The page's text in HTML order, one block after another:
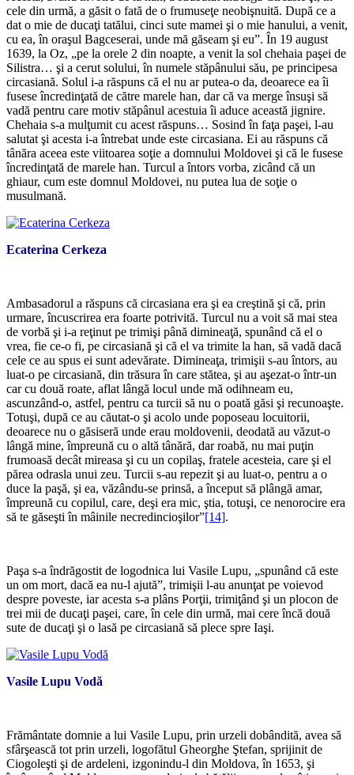
cele din urmă, a găsit o fată de o frumuseţe neobişnuită. După ce a
dat o mie de ducaţi tatălui, cinci sute mamei şi o mie hanului, a venit,
cu ea, în oraşul Bagceserai, unde mă găseam şi eu”. În 19 august
1639, la Oz, „pe la orele 2 din noapte, a venit la sol chehaia paşei de
Silistra… şi a cerut solului, în numele stăpânului său, pe principesa
circasiană. Solul i-a răspuns că el nu ar putea-o da, deoarece ea îi
fusese încredinţată de către marele han, dar că va merge însuşi să
vadă pentru care motiv stăpânul acestuia îi aduce această jignire.
Chehaia s-a mulţumit cu acest răspuns… Sosind în faţa paşei, l-au
salutat şi acesta i-a întrebat unde este circasiana. Ei au răspuns că
tânăra aceea este viitoarea soţie a domnului Moldovei şi că le fusese
încredinţată de marele han. Turcul a întors vorba, zicând că un
ghiaur, cum este domnul Moldovei, nu putea lua de soţie o
musulmană.
Ecaterina Cerkeza
Ambasadorul a răspuns că circasiana era şi ea creştină şi că, prin
urmare, încuscrirea era foarte potrivită. Turcul nu a voit să mai stea
de vorbă şi i-a reţinut pe trimişi până dimineaţă, spunând că el o
vrea, fie ce-o fi, pe circasiană şi că el va trimite la han, să vadă dacă
cele ce au spus ei sunt adevărate. Dimineaţa, trimişii s-au întors, au
luat-o pe circasiană, din trăsura în care stătea, şi au aşezat-o într-un
car cu două roate, aflat lângă locul unde mă odihneam eu,
ascunzând-o, astfel, pentru ca turcii să nu o poată găsi şi recunoaşte.
Totuşi, după ce au căutat-o şi acolo unde poposeau locuitorii,
deoarece nu o găsiseră unde erau moldovenii, deodată au văzut-o
lângă mine, împreună cu o altă tânără, dar roabă, nu mai puţin
frumoasă decât mireasa şi cu un copilaş, fratele acesteia, care şi el
părea odrasla unui zeu. Turcii s-au repezit şi au luat-o, pentru a o
duce la paşă, şi ea, văzându-se prinsă, a început să plângă amar,
împreună cu copilul, care, deşi era mic, ştia, totuşi, ce nenorocire era
să te găseşti în mâinile necredincioşilor”[14].
Paşa s-a îndrăgostit de logodnica lui Vasile Lupu, „spunând că este
un om mort, dacă ea nu-l ajută”, trimişii l-au anunţat pe voievod
despre poveste, iar acesta s-a plâns Porţii, trimiţând şi un plocon de
trei mii de ducaţi paşei, care, în cele din urmă, mai cere încă două
sute de ducaţi şi o lasă pe circasiană să plece spre Iaşi.
Vasile Lupu Vodă
Frământate domnie a lui Vasile Lupu, prin urzeli dobândită, avea să
sfârşească tot prin urzeli, logofătul Gheorghe Ştefan, sprijinit de
Ciogoleşti şi de ardeleni, izgonindu-l din Moldova, în 1653, şi